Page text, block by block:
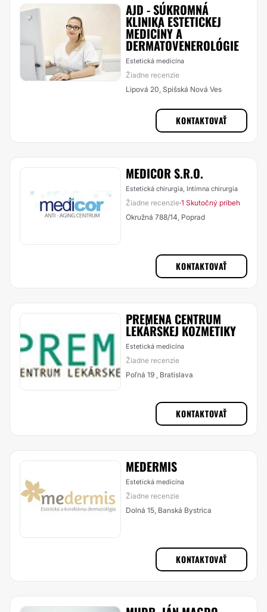
AJD - SÚKROMNÁ
KLINIKA ESTETICKEJ
MEDICÍNY A
DERMATOVENEROLÓGIE
Estetická medicína
Žiadne recenzie
Lipová 20, Spišská Nová Ves
KONTAKTOVAŤ
MEDICOR S.R.O.
Estetická chirurgia, Intímna chirurgia
Žiadne recenzie·1 Skutočný príbeh
Okružná 788/14, Poprad
KONTAKTOVAŤ
PREMENA CENTRUM
LEKÁRSKEJ KOZMETIKY
Estetická medicína
Žiadne recenzie
Poľná 19 , Bratislava
KONTAKTOVAŤ
MEDERMIS
Estetická medicína
Žiadne recenzie
Dolná 15, Banská Bystrica
KONTAKTOVAŤ